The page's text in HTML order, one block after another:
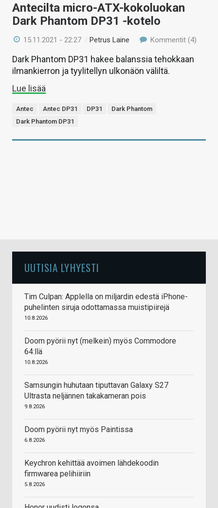
Antecilta micro-ATX-kokoluokan
Dark Phantom DP31 -kotelo
15.11.2021 - 22:27 /Petrus Laine Kommentit (4)
Dark Phantom DP31 hakee balanssia tehokkaan
ilmankierron ja tyylitellyn ulkonäön väliltä.
Lue lisää
Antec Antec DP31 DP31
Dark Phantom
Dark Phantom DP31
UUTISIA LYHYESTI
Tim Culpan: Applella on miljardin edestä iPhone-
puhelinten siruja odottamassa muistipiirejä
10.8.2026
Doom pyörii nyt (melkein) myös Commodore
64:llä
10.8.2026
Samsungin huhutaan tiputtavan Galaxy S27
Ultrasta neljännen takakameran pois
9.8.2026
Doom pyörii nyt myös Paintissa
6.8.2026
Keychron kehittää avoimen lähdekoodin
firmwarea pelihiiriin
5.8.2026